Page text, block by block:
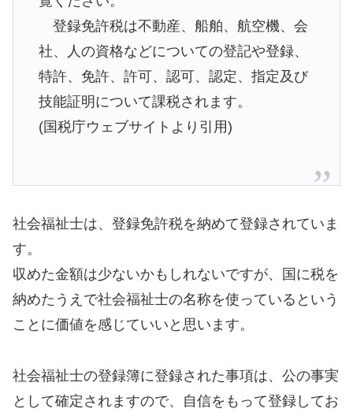
登録免許税は不動産、船舶、航空機、会
社、人の資格などについての登記や登録、
特許、免許、許可、認可、認定、指定及び
技能証明について課税されます。
(国税庁ウェブサイトより引用)
社会福祉士は、登録免許税を納めて登録されていま
す。
収めた金額は少ないかもしれないですが、国に税を
納めたうえで社会福祉士の名称を使っているという
ことに価値を感じていいと思います。
社会福祉士の登録簿に登録された事項は、公の事実
として確定されますので、自信をもって登録してお